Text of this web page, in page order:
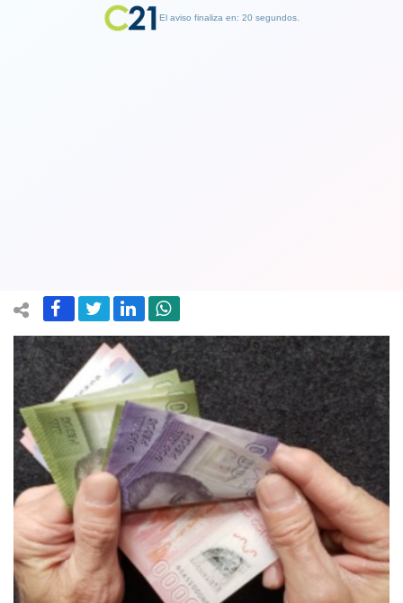
El aviso finaliza en: 19 segundos.